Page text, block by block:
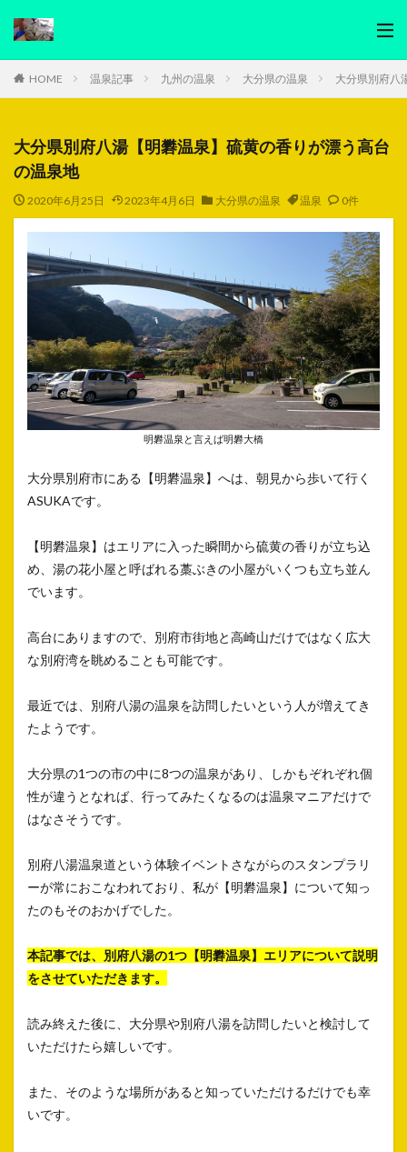
HOME 温泉記事 九州の温泉 大分県の温泉 大分県別府八
大分県別府八湯【明礬温泉】硫黄の香りが漂う高台
の温泉地
2020年6月25日 2023年4月6日 大分県の温泉 温泉 0件
明礬温泉と言えば明礬大橋
大分県別府市にある【明礬温泉】へは、朝見から歩いて行く
ASUKAです。
【明礬温泉】はエリアに入った瞬間から硫黄の香りが立ち込
め、湯の花小屋と呼ばれる藁ぶきの小屋がいくつも立ち並ん
でいます。
高台にありますので、別府市街地と高崎山だけではなく広大
な別府湾を眺めることも可能です。
最近では、別府八湯の温泉を訪問したいという人が増えてき
たようです。
大分県の1つの市の中に8つの温泉があり、しかもぞれぞれ個
性が違うとなれば、行ってみたくなるのは温泉マニアだけで
はなさそうです。
別府八湯温泉道という体験イベントさながらのスタンプラリ
ーが常におこなわれており、私が【明礬温泉】について知っ
たのもそのおかげでした。
本記事では、別府八湯の1つ【明礬温泉】エリアについて説明
をさせていただきます。
読み終えた後に、大分県や別府八湯を訪問したいと検討して
いただけたら嬉しいです。
また、そのような場所があると知っていただけるだけでも幸
いです。